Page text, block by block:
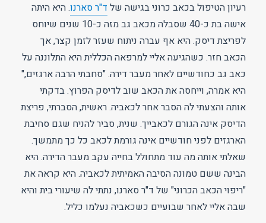
רעיון הטיפול בכאב כרוני בגישה של ד"ר סארנו. היא היתה
אישה בת כ-40 שסבלה מכאב גב מזה כ-10 שנים שיוחס
לפריצת דיסק. היא אף עברה ניתוח שעזר לזמן קצר, אך
הכאב חזר. כשהגיעה אליי למרפאה הכללית היא התלוננה על
כאב גב כחודשיים לאחר מעבר דירה. "סחבתי הרבה ארגזים,"
היא אמרה, וייחסה את הכאב שוב לדיסק הפרוץ. בדקתי
אותה והצעתי לה הסבר אחר לכאביה. ראשית, הסברתי, פריצת
הדיסק אינה הגורם לכאבייך. שנית, סביר להניח שגם סחיבת
הארגזים לפני חודשיים אינה גורמת לכאב כל כך מתמשך.
שאלתי אותה מה עוד מתחולל בחייה עקב מעבר הדירה. היא
הבינה ששם טמונה הסיבה האמיתית לכאביה. היא קראה את
"ריפוי הכאב הכרוני" של ד"ר סארנו, נתתי לה שיעורי בית והיא
שבה אליי לאחר שבועיים כשכאביה נעלמו כליל.